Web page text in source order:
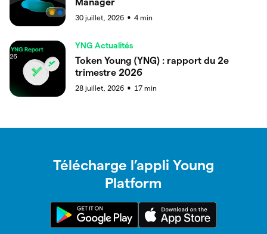
30 juillet, 2026 ● 4 min
YNG Actualités
Token Young (YNG) : rapport du 2e
trimestre 2026
28 juillet, 2026 ● 17 min
Télécharge l’appli Young
Platform